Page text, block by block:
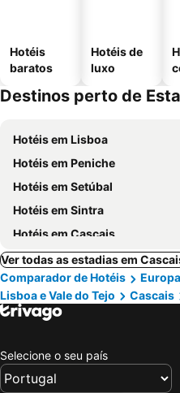
Hotéis
baratos
Hotéis de
luxo
Destinos perto de
Hotéis em Lisboa
Hotéis em Peniche
Hotéis em Setúbal
Hotéis em Sintra
Hotéis em Cascais
Ver todas as estadias em
Comparador de Hotéis
Europa
Lisboa e Vale do Tejo
Cascais
Selecione o seu país